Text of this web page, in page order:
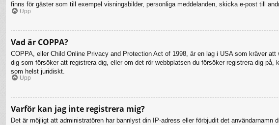
finns för gäster som till exempel visningsbilder, personliga meddelanden, skicka e-post till
Upp
Vad är COPPA?
COPPA, eller Child Online Privacy and Protection Act of 1998, är en lag i USA som kräver
dig som försöker att registrera dig, eller om det rör webbplatsen du försöker registrera dig
som helst juridiskt.
Upp
Varför kan jag inte registrera mig?
Det är möjligt att administratören har bannlyst din IP-adress eller förbjudit det